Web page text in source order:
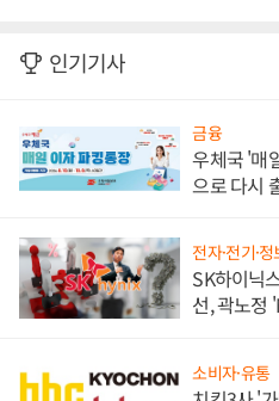
인기기사
금융
우체국 '매
으로 다시
전자·전기·
SK하이닉
선, 곽노정
소비자·유통